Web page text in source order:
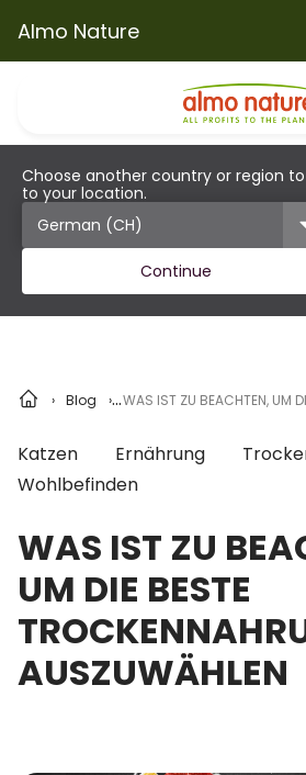
Almo Nature
Choose another country or region
to your location.
Continue
Blog WAS IST ZU BEACHTEN, UM
Katzen Ernährung
Wohlbefinden
WAS IST ZU
UM DIE BESTE
AUSZUWÄHLEN